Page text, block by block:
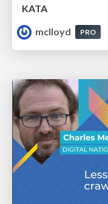
KATA
mclloyd
PRO